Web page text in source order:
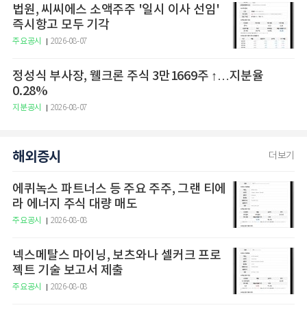
법원, 씨씨에스 소액주주 '일시 이사 선임'
즉시항고 모두 기각
주요공시 2026-08-07
정성식 부사장, 웰크론 주식 3만1669주 ↑…지분율
0.28%
지분공시 2026-08-07
해외증시 더보기
에퀴녹스 파트너스 등 주요 주주, 그랜 티에
라 에너지 주식 대량 매도
주요공시 2026-08-08
넥스메탈스 마이닝, 보츠와나 셀커크 프로
젝트 기술 보고서 제출
주요공시 2026-08-08